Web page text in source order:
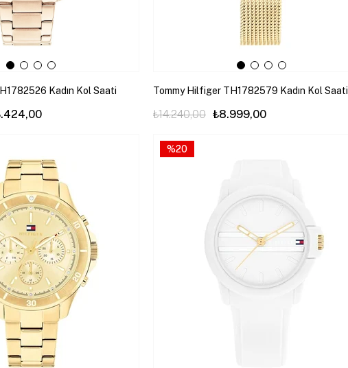
Kadın Kol Saati Tommy Hilfiger TH1782579 Kadın Kol Saati
₺8.999,00
₺14.240,00
%20